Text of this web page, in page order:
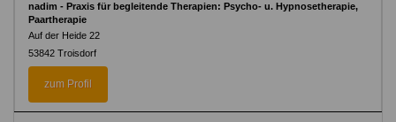
nadim - Praxis für begleitende Therapien: Psycho- u. Hypnosetherapie,
Paartherapie
Auf der Heide 22
53842 Troisdorf
zum Profil